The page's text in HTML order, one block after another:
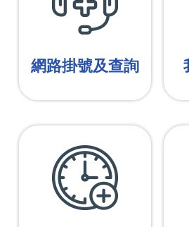
網路掛號及查詢